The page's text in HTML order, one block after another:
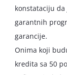
konstataciju
garantnih
garancije.
Onima koji
kredita sa 50